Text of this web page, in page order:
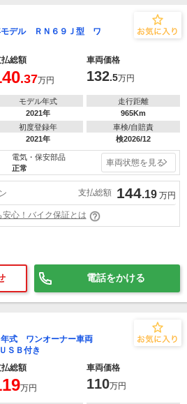
モデル ＲＮ６９Ｊ型 ワ
総額
車両価格
.37万円 132.5万円
モデル年式
2021年
走行距離
965Km
初度登録年
2021年
車検/自賠責
検2026/12
電気・保安部品
正常
車両状態を見る
支払総額 144.19 万円
安心！バイク保証とは
電話をかける
年式 ワンオーナー車両
ＳＢ付き
総額
車両価格
万円 110万円